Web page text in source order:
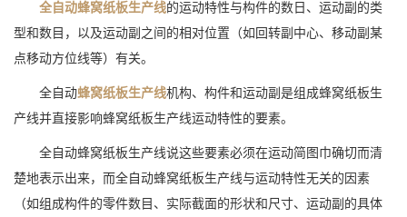
全自动蜂窝纸板生产线的运动特性与构件的数日、运动副的类
型和数目，以及运动副之间的相对位置（如回转副中心、移动副某
点移动方位线等）有关。
全自动蜂窝纸板生产线机构、构件和运动副是组成蜂窝纸板生
产线并直接影响蜂窝纸板生产线运动特性的要素。
全自动蜂窝纸板生产线说这些要素必须在运动简图巾确切而清
楚地表示出来，而全自动蜂窝纸板生产线与运动特性无关的因素
（如组成构件的零件数目、实际截面的形状和尺寸、运动副的具体